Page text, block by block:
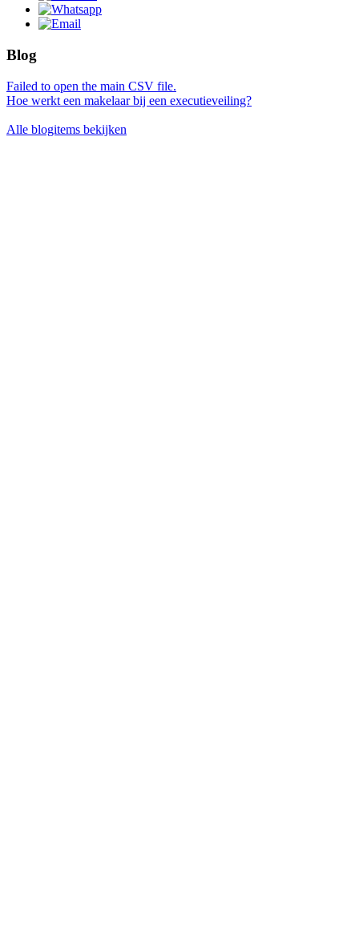
Blog
Failed to open the main CSV file.
Hoe werkt een makelaar bij een executieveiling?
Alle blogitems bekijken